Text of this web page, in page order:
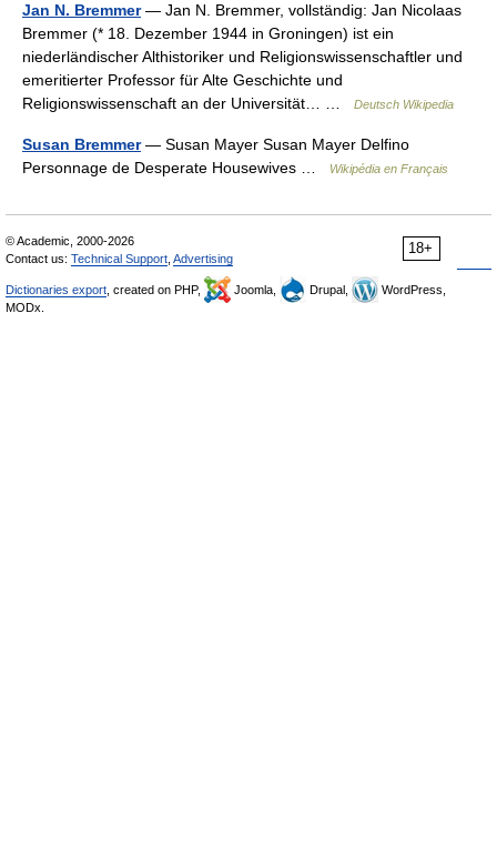
Jan N. Bremmer— Jan N. Bremmer, vollständig: Jan Nicolaas
Bremmer (* 18. Dezember 1944 in Groningen) ist ein
niederländischer Althistoriker und Religionswissenschaftler und
emeritierter Professor für Alte Geschichte und
Religionswissenschaft an der Universität… …
Deutsch Wikipedia
Susan Bremmer— Susan Mayer Susan Mayer Delfino
Personnage de Desperate Housewives …
Wikipédia en Français
18+
© Academic, 2000-2026
Contact us: Technical Support Advertising
Dictionaries export , created on PHP, Joomla, Drupal,
WordPress,
MODx.